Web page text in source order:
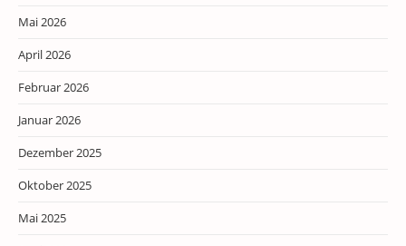
Mai 2026
April 2026
Februar 2026
Januar 2026
Dezember 2025
Oktober 2025
Mai 2025